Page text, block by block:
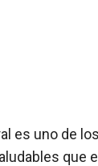
es uno de
que